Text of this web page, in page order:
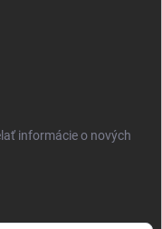
informácie o nových